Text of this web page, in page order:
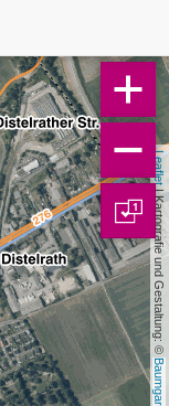
Leaflet
| Kartografie und Gestaltung: ©
1